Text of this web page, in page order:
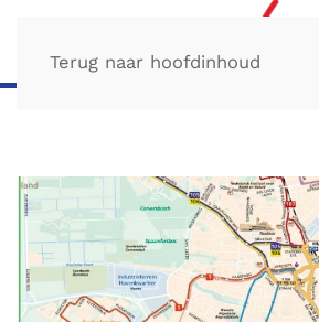
Terug naar hoofdinhoud